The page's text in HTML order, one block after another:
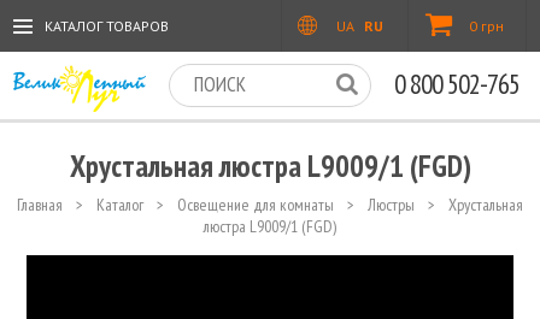
0 грн
UA RU
КАТАЛОГ ТОВАРОВ
0 800 502-765
Хрустальная люстра L9009/1 (FGD)
Главная > Каталог > Освещение для комнаты > Люстры >
Хрустальная
люстра L9009/1 (FGD)